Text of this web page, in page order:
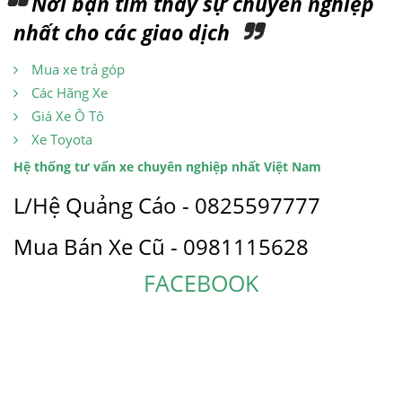
nhất cho các giao dịch
Mua xe trả góp
Các Hãng Xe
Giá Xe Ô Tô
Xe Toyota
Hệ thống tư vấn xe chuyên nghiệp nhất Việt Nam
L/Hệ Quảng Cáo - 0825597777
Mua Bán Xe Cũ - 0981115628
FACEBOOK